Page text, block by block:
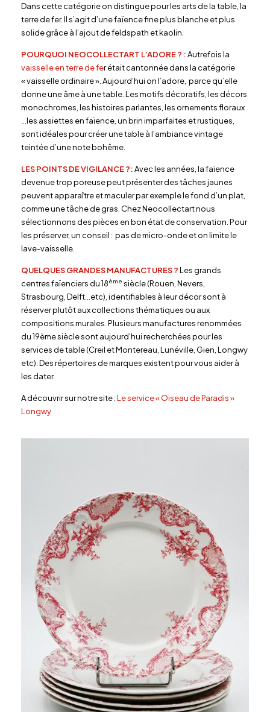
Dans cette catégorie on distingue pour les arts de la table, la
terre de fer. Il s’agit d’une faïence fine plus blanche et plus
solide grâce à l’ajout de feldspath et kaolin.
POURQUOI NEOCOLLECTART L’ADORE ? :Autrefois la
vaisselle en terre de fer était cantonnée dans la catégorie
« vaisselle ordinaire ». Aujourd’hui on l’adore, parce qu’elle
donne une âme à une table. Les motifs décoratifs, les décors
monochromes, les histoires parlantes, les ornements floraux
…les assiettes en faïence, un brin imparfaites et rustiques,
sont idéales pour créer une table à l’ambiance vintage
teintée d’une note bohême.
LES POINTS DE VIGILANCE ?:Avec les années, la faïence
devenue trop poreuse peut présenter des tâches jaunes
peuvent apparaître et maculer par exemple le fond d’un plat,
comme une tâche de gras. Chez Neocollectart nous
sélectionnons des pièces en bon état de conservation. Pour
les préserver, un conseil : pas de micro-onde et on limite le
lave-vaisselle.
QUELQUES GRANDES MANUFACTURES ?Les grands
centres faïenciers du 18ème siècle (Rouen, Nevers,
Strasbourg, Delft…etc), identifiables à leur décor sont à
réserver plutôt aux collections thématiques ou aux
compositions murales. Plusieurs manufactures renommées
du 19ème siècle sont aujourd’hui recherchées pour les
services de table (Creil et Montereau, Lunéville, Gien, Longwy
etc). Des répertoires de marques existent pour vous aider à
les dater.
A découvrir sur notre site :Le service « Oiseau de Paradis »
Longwy